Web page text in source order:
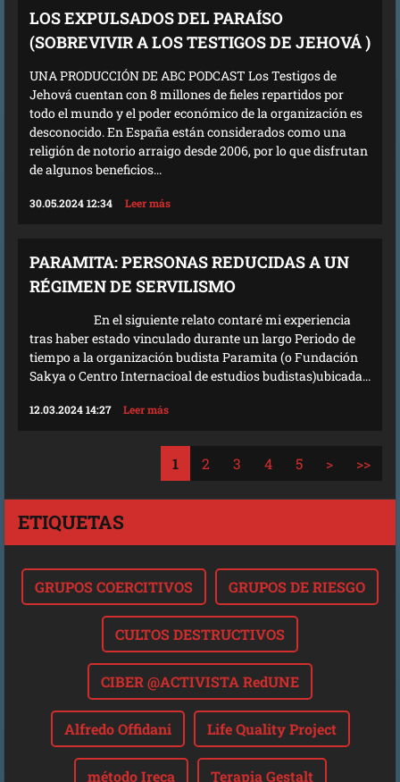
LOS EXPULSADOS DEL PARAÍSO
(SOBREVIVIR A LOS TESTIGOS DE JEHOVÁ )
UNA PRODUCCIÓN DE ABC PODCAST Los Testigos de
Jehová cuentan con 8 millones de fieles repartidos por
todo el mundo y el poder económico de la organización es
desconocido. En España están considerados como una
religión de notorio arraigo desde 2006, por lo que disfrutan
de algunos beneficios...
30.05.2024 12:34 Leer más
PARAMITA: PERSONAS REDUCIDAS A UN
RÉGIMEN DE SERVILISMO
En el siguiente relato contaré mi experiencia
tras haber estado vinculado durante un largo Periodo de
tiempo a la organización budista Paramita (o Fundación
Sakya o Centro Internacioal de estudios budistas)ubicada...
12.03.2024 14:27 Leer más
1 2 3 4 5 > >>
ETIQUETAS
GRUPOS COERCITIVOS GRUPOS DE RIESGO
CULTOS DESTRUCTIVOS
CIBER @ACTIVISTA RedUNE
Alfredo Offidani Life Quality Project
método Ireca Terapia Gestalt